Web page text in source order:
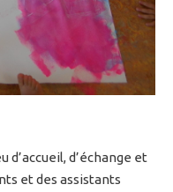
d’échange et
et des assistants